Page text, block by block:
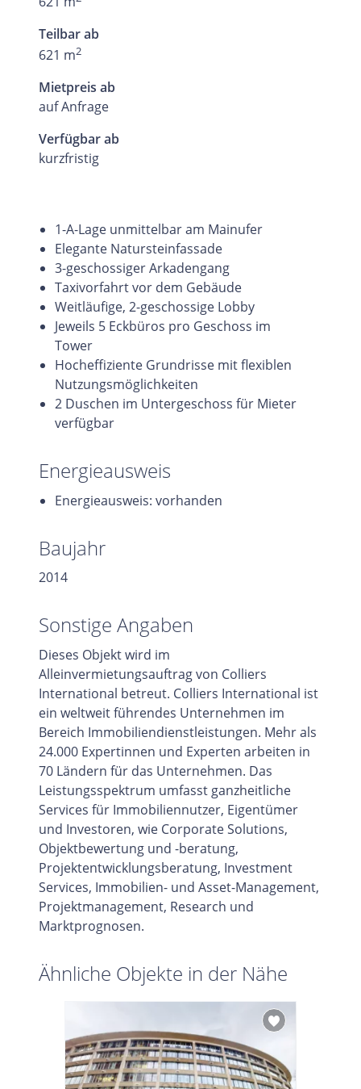
Teilbar ab
621 m2
Mietpreis ab
auf Anfrage
Verfügbar ab
kurzfristig
1-A-Lage unmittelbar am Mainufer
Elegante Natursteinfassade
3-geschossiger Arkadengang
Taxivorfahrt vor dem Gebäude
Weitläufige, 2-geschossige Lobby
Jeweils 5 Eckbüros pro Geschoss im
Tower
Hocheffiziente Grundrisse mit flexiblen
Nutzungsmöglichkeiten
2 Duschen im Untergeschoss für Mieter
verfügbar
Energieausweis
Energieausweis: vorhanden
Baujahr
2014
Sonstige Angaben
Dieses Objekt wird im
Alleinvermietungsauftrag von Colliers
International betreut. Colliers International ist
ein weltweit führendes Unternehmen im
Bereich Immobiliendienstleistungen. Mehr als
24.000 Expertinnen und Experten arbeiten in
70 Ländern für das Unternehmen. Das
Leistungsspektrum umfasst ganzheitliche
Services für Immobiliennutzer, Eigentümer
und Investoren, wie Corporate Solutions,
Objektbewertung und -beratung,
Projektentwicklungsberatung, Investment
Services, Immobilien- und Asset-Management,
Projektmanagement, Research und
Marktprognosen.
Ähnliche Objekte in der Nähe